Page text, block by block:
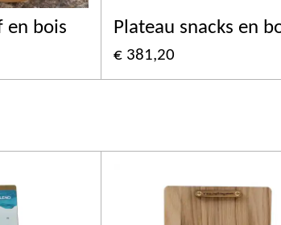
en bois Plateau snacks en
€ 381,20